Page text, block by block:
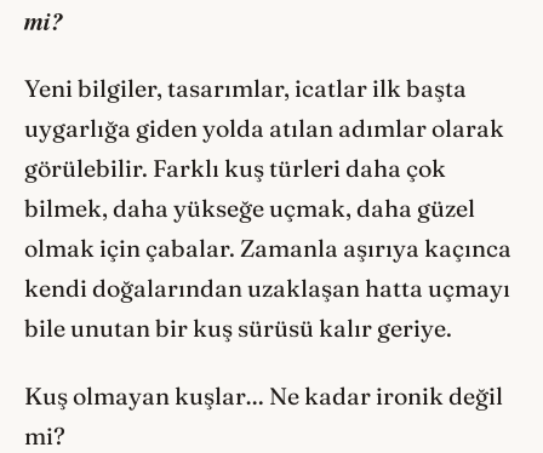
mi?
Yeni bilgiler, tasarımlar, icatlar ilk başta
uygarlığa giden yolda atılan adımlar olarak
görülebilir. Farklı kuş türleri daha çok
bilmek, daha yükseğe uçmak, daha güzel
olmak için çabalar. Zamanla aşırıya kaçınca
kendi doğalarından uzaklaşan hatta uçmayı
bile unutan bir kuş sürüsü kalır geriye.
Kuş olmayan kuşlar… Ne kadar ironik değil
mi?